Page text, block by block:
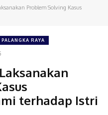
Problem Solving Kasus
PALANGKA RAYA
terhadap Istri